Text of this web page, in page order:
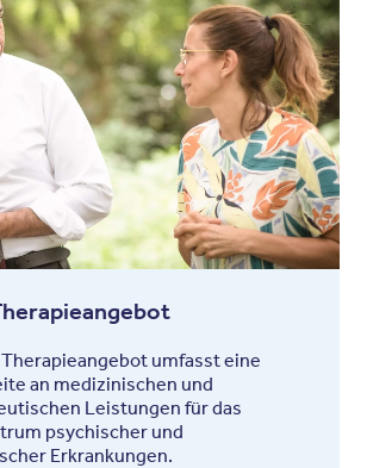
umfasst eine
an medizinischen und
Leistungen für das
psychischer und
Erkrankungen.